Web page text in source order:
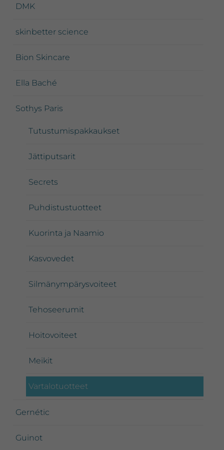
DMK
skinbetter science
Bion Skincare
Ella Baché
Sothys Paris
Tutustumispakkaukset
Jättiputsarit
Secrets
Puhdistustuotteet
Kuorinta ja Naamio
Kasvovedet
Silmänympärysvoiteet
Tehoseerumit
Hoitovoiteet
Meikit
Vartalotuotteet
Gernétic
Guinot